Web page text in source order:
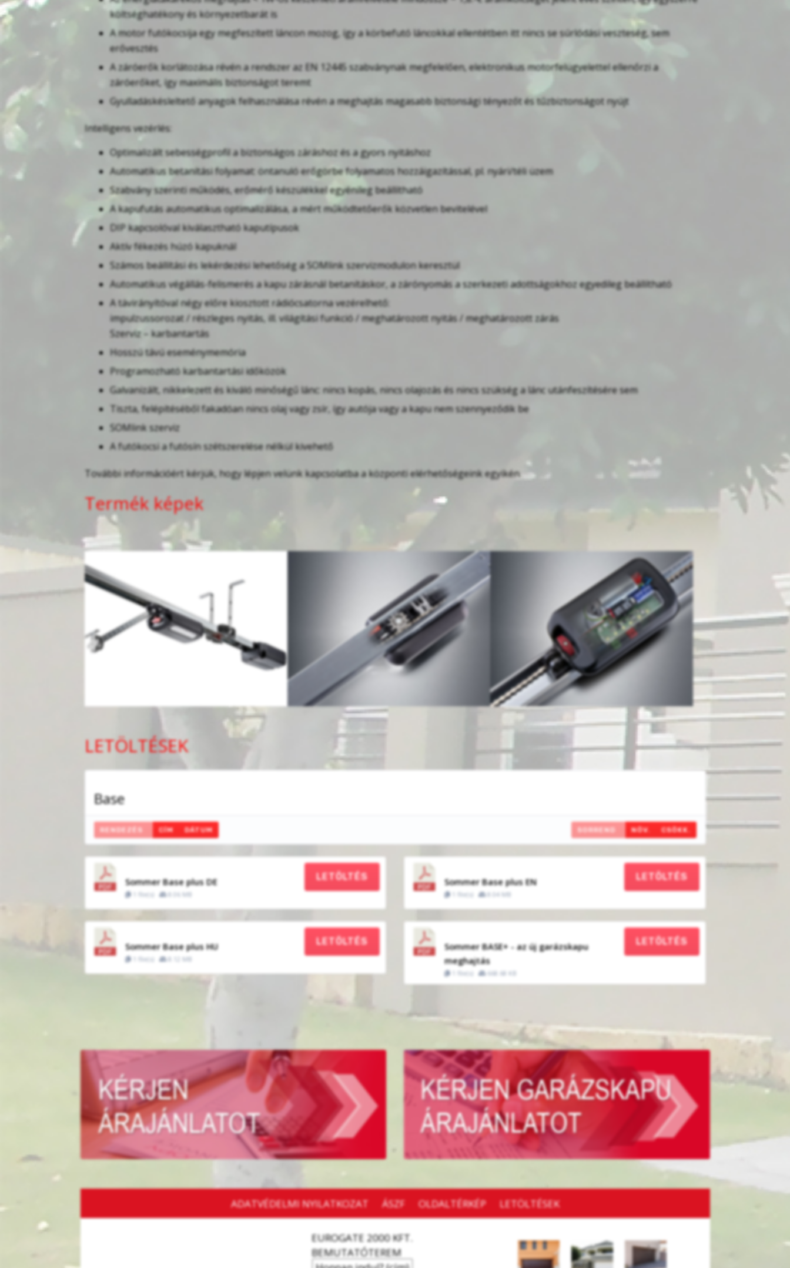
költséghatékony és környezetbarát is
A motor futókocsija egy megfeszített láncon mozog, így a körbefutó láncokkal ellentétben itt nincs se súrlódási veszteség, sem
erővesztés
A záróerők korlátozása révén a rendszer az EN 12445 szabványnak megfelelően, elektronikus motorfelügyelettel ellenőrzi a
záróerőket, így maximális biztonságot teremt
Gyulladáskésleltető anyagok felhasználása révén a meghajtás magasabb biztonsági tényezőt és tűzbiztonságot nyújt
Intelligens vezérlés:
Optimalizált sebességprofil a biztonságos záráshoz és a gyors nyitáshoz
Automatikus betanítási folyamat: öntanuló erőgörbe folyamatos hozzáigazítással, pl. nyári/téli üzem
Szabvány szerinti működés, erőmérő készülékkel egyénileg beállítható
A kapufutás automatikus optimalizálása, a mért működtetőerők közvetlen bevitelével
DIP kapcsolóval kiválasztható kaputípusok
Aktív fékezés húzó kapuknál
Számos beállítási és lekérdezési lehetőség a SOMlink szervizmodulon keresztül
Automatikus végállás-felismerés a kapu zárásnál betanításkor, a zárónyomás a szerkezeti adottságokhoz egyedileg beállítható
A távirányítóval négy előre kiosztott rádiócsatorna vezérelhető:
impulzussorozat / részleges nyitás, ill. világítási funkció / meghatározott nyitás / meghatározott zárás
Szerviz – karbantartás
Hosszú távú eseménymemória
Programozható karbantartási időközök
Galvanizált, nikkelezett és kiváló minőségű lánc: nincs kopás, nincs olajozás és nincs szükség a lánc utánfeszítésére sem
Tiszta, felépítéséből fakadóan nincs olaj vagy zsír, így autója vagy a kapu nem szennyeződik be
SOMlink szerviz
A futókocsi a futósín szétszerelése nélkül kivehető
További információért kérjük, hogy lépjen velünk kapcsolatba a központi elérhetőségeink egyikén.
Termék képek
LETÖLTÉSEK
Base
SORREND NÖV. CSÖKK.
RENDEZÉS CÍM DÁTUM
Sommer Base plus DE
1 file(s) 8.06 MB
LETÖLTÉS Sommer Base plus EN
1 file(s) 8.04 MB
LETÖLTÉS
Sommer Base plus HU
1 file(s) 8.12 MB
LETÖLTÉS
Sommer BASE+ - az új garázskapu
meghajtás
1 file(s) 668.68 KB
LETÖLTÉS
ADATVÉDELMI NYILATKOZAT ÁSZF OLDALTÉRKÉP LETÖLTÉSEK
EUROGATE 2000 KFT.
BEMUTATÓTEREM